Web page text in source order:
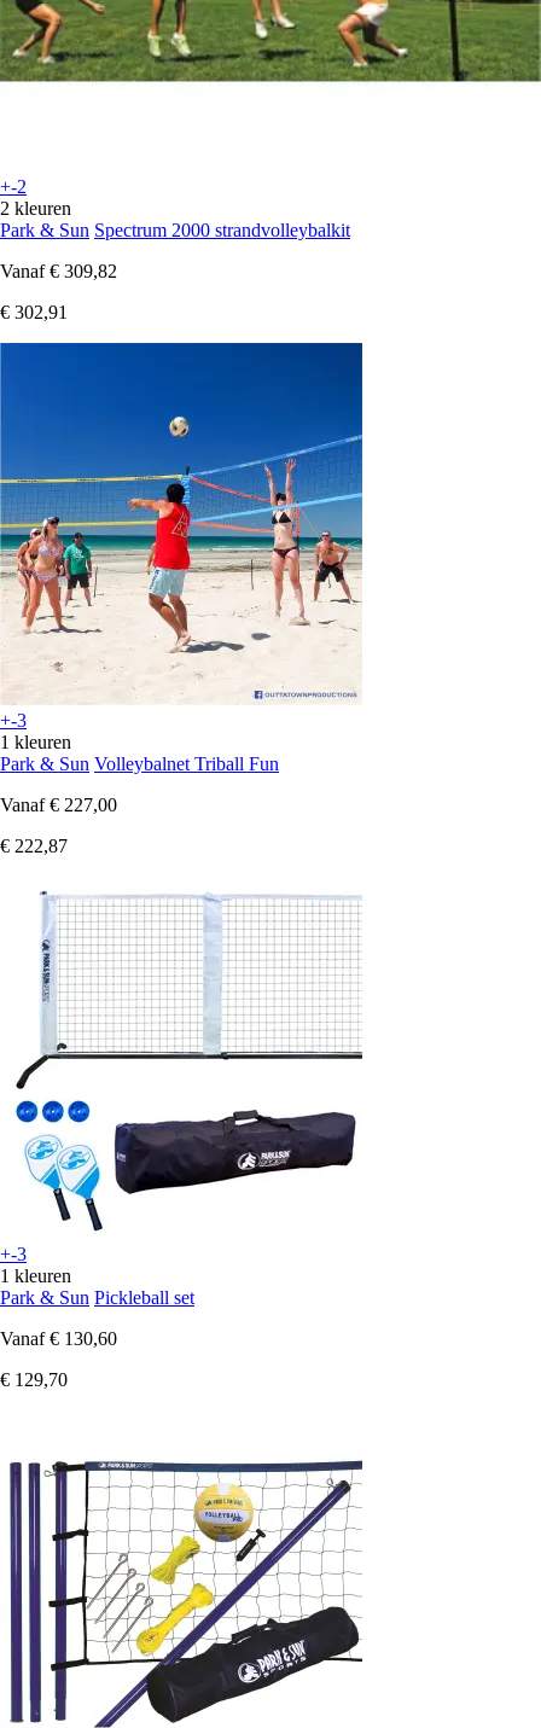
+-2
2 kleuren
Park & Sun Spectrum 2000 strandvolleybalkit
Vanaf € 309,82
€ 302,91
+-3
1 kleuren
Park & Sun Volleybalnet Triball Fun
Vanaf € 227,00
€ 222,87
+-3
1 kleuren
Park & Sun Pickleball set
Vanaf € 130,60
€ 129,70